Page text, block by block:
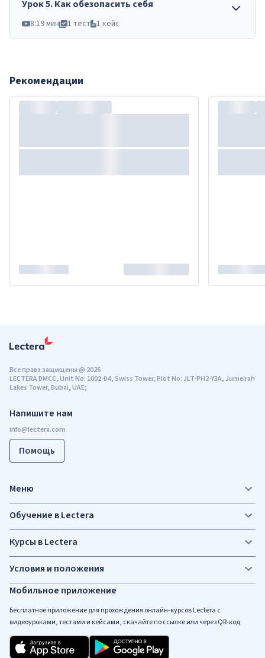
Урок5.Как обезопасить себя
8:19 мин 1 тест 1 кейс
Рекомендации
Напишите нам
Помощь
Мобильное приложение
Бесплатное приложение для прохождения онлайн-курсов Lectera c
видеоуроками, тестами и кейсами, скачайте по ссылке или через QR-код
Все права защищены@ 2026
LECTERA DMCC, Unit No: 1002-D4, Swiss Tower, Plot No: JLT-PH2-Y3A, Jumeirah
Lakes Tower, Dubai, UAE;
Меню
Обучение в Lectera
Курсы в Lectera
Условия и положения